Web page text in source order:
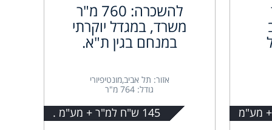
להשכרה: 760 מ"ר
משרד, במגדל יוקרתי
במנחם בגין ת"א.
אזור: תל אביב,מונטיפיורי
גודל: 764 מ"ר
145 ש"ח למ"ר + מע"מ .